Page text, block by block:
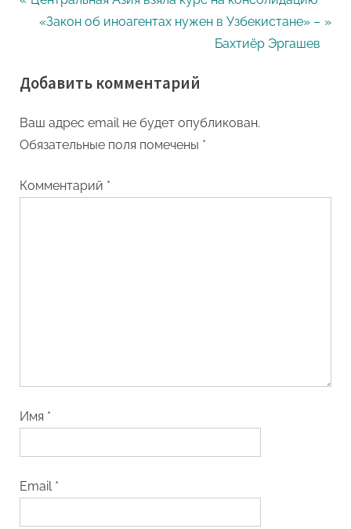
записям
i
u
s
o
N
t
o
s
:
«Закон об иноагентах нужен в Узбекистане» –
Бахтиёр Эргашев
Добавить комментарий
Ваш адрес email не будет опубликован.
Обязательные поля помечены *
Комментарий *
Имя *
Email *